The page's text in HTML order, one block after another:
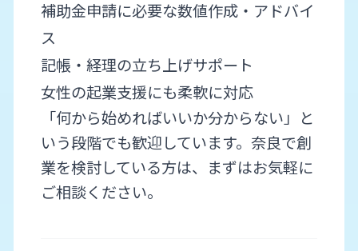
補助金申請に必要な数値作成・アドバイ
ス
記帳・経理の立ち上げサポート
女性の起業支援にも柔軟に対応
「何から始めればいいか分からない」と
いう段階でも歓迎しています。奈良で創
業を検討している方は、まずはお気軽に
ご相談ください。